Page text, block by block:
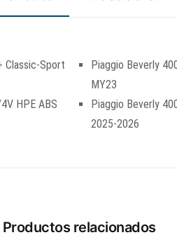
Classic-Sport
HPE ABS
Piaggio Beverly
MY23
Piaggio Beverly
2025-2026
Productos relacionados